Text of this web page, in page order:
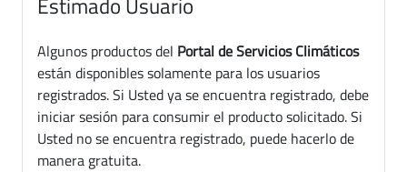
Algunos productos del Portal de Servicios Climáticos
están disponibles solamente para los usuarios
registrados. Si Usted ya se encuentra registrado, debe
iniciar sesión para consumir el producto solicitado. Si
Usted no se encuentra registrado, puede hacerlo de
manera gratuita.